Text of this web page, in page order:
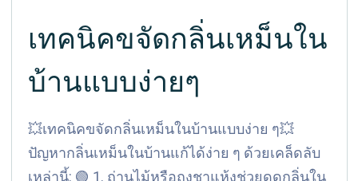
เทคนิคขจัดกลิ่นเหม็นใน
บ้านแบบง่ายๆ
💥เทคนิคขจัดกลิ่นเหม็นในบ้านแบบง่าย ๆ💥
ปัญหากลิ่นเหม็นในบ้านแก้ได้ง่าย ๆ ด้วยเคล็ดลับ
เหล่านี้: 🟢 1. ถ่านไม้หรือถุงชาแห้งช่วยดูดกลิ่นใน